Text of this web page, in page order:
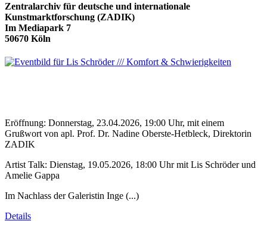
Zentralarchiv für deutsche und internationale
Kunstmarktforschung (ZADIK)
Im Mediapark 7
50670 Köln
Eröffnung: Donnerstag, 23.04.2026, 19:00 Uhr, mit einem
Grußwort von apl. Prof. Dr. Nadine Oberste-Hetbleck, Direktorin
ZADIK
Artist Talk: Dienstag, 19.05.2026, 18:00 Uhr mit Lis Schröder und
Amelie Gappa
Im Nachlass der Galeristin Inge (...)
Details